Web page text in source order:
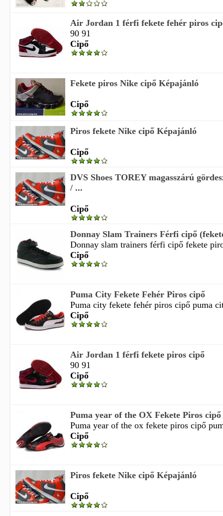
Air Jordan 1 férfi fekete fehér piros
90 91
Cipő
Fekete piros Nike cipő Képajánló
Cipő
Piros fekete Nike cipő Képajánló
Cipő
DVS Shoes TOREY magasszárú
/ ...
Cipő
Donnay Slam Trainers Férfi cipő
Donnay slam trainers férfi cipő fekete
Cipő
Puma City Fekete Fehér Piros cipő
Puma city fekete fehér piros cipő puma
Cipő
Air Jordan 1 férfi fekete piros cipő
90 91
Cipő
Puma year of the OX Fekete Piros cipő
Puma year of the ox fekete piros cipő
Cipő
Piros fekete Nike cipő Képajánló
Cipő